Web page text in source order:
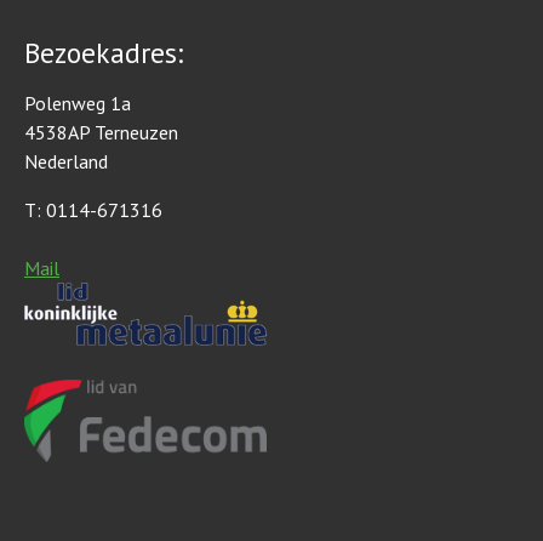
Bezoekadres:
Polenweg 1a
4538AP Terneuzen
Nederland
T: 0114-671316
Mail